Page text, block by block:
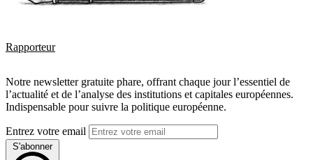
Rapporteur
Notre newsletter gratuite phare, offrant chaque jour l’essentiel de
l’actualité et de l’analyse des institutions et capitales européennes.
Indispensable pour suivre la politique européenne.
Entrez votre email
S'abonner